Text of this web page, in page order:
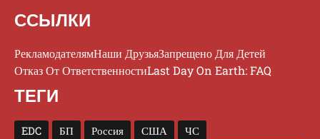
ССЫЛКИ
РекламодателямНаши ДрузьяЗапрещено Для Детей
Отказ От ОтветственностиLast Day On Earth: FAQ
ТЕГИ
EDC БП Россия США
ЧС